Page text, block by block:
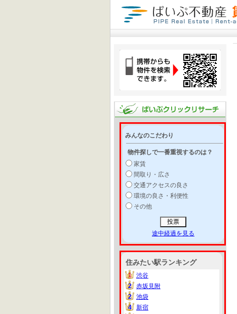
みんなのこだわり
物件探しで一番重視するのは？
家賃
間取り・広さ
交通アクセスの良さ
環境の良さ・利便性
その他
途中経過を見る
住みたい駅ランキング
1
1
渋谷
2
2
赤坂見附
2
2
池袋
4
4
新宿